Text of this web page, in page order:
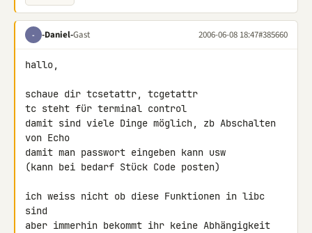
- -Daniel-Gast 2006-06-08 18:47#385660
hallo,
schaue dir tcsetattr, tcgetattr
tc steht für terminal control
damit sind viele Dinge möglich, zb Abschalten
von Echo
damit man passwort eingeben kann usw
(kann bei bedarf Stück Code posten)
ich weiss nicht ob diese Funktionen in libc
sind
aber immerhin bekommt ihr keine Abhängigkeit